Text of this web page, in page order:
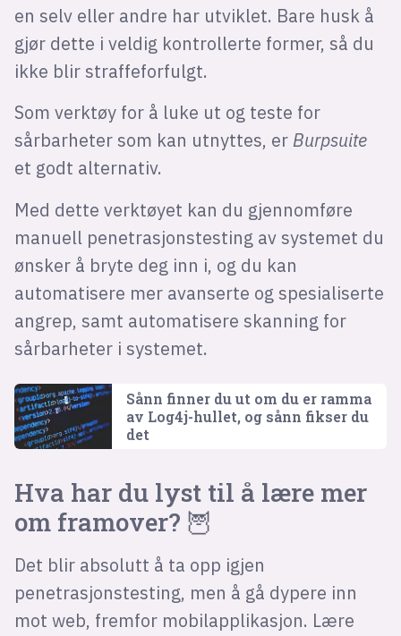
en selv eller andre har utviklet. Bare husk å
gjør dette i veldig kontrollerte former, så du
ikke blir straffeforfulgt.
Som verktøy for å luke ut og teste for
sårbarheter som kan utnyttes, er Burpsuite
et godt alternativ.
Med dette verktøyet kan du gjennomføre
manuell penetrasjonstesting av systemet du
ønsker å bryte deg inn i, og du kan
automatisere mer avanserte og spesialiserte
angrep, samt automatisere skanning for
sårbarheter i systemet.
Sånn finner du ut om du er ramma
av Log4j-hullet, og sånn fikser du
det
Hva har du lyst til å lære mer
om framover? 🦉
Det blir absolutt å ta opp igjen
penetrasjonstesting, men å gå dypere inn
mot web, fremfor mobilapplikasjon. Lære